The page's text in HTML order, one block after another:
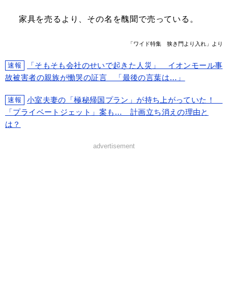
家具を売るより、その名を醜聞で売っている。
「ワイド特集 狭き門より入れ」より
速報
「そもそも会社のせいで起きた人災」 イオンモール事
故被害者の親族が慟哭の証言 「最後の言葉は…」
速報
小室夫妻の「極秘帰国プラン」が持ち上がっていた！
「プライベートジェット」案も… 計画立ち消えの理由と
は？
advertisement